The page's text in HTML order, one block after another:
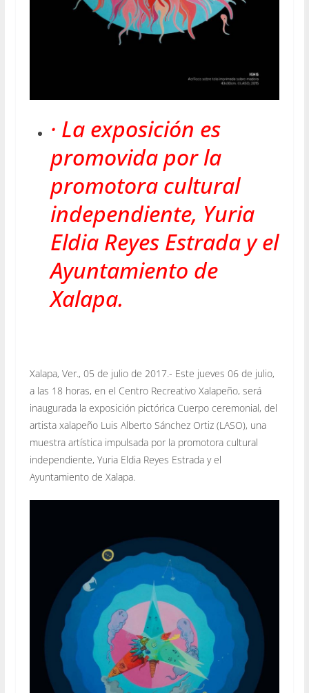
· La exposición es
promovida por la
promotora cultural
independiente, Yuria
Eldia Reyes Estrada y el
Ayuntamiento de
Xalapa.
Xalapa, Ver., 05 de julio de 2017.- Este jueves 06 de julio,
a las 18 horas, en el Centro Recreativo Xalapeño, será
inaugurada la exposición pictórica Cuerpo ceremonial, del
artista xalapeño Luis Alberto Sánchez Ortiz (LASO), una
muestra artística impulsada por la promotora cultural
independiente, Yuria Eldia Reyes Estrada y el
Ayuntamiento de Xalapa.